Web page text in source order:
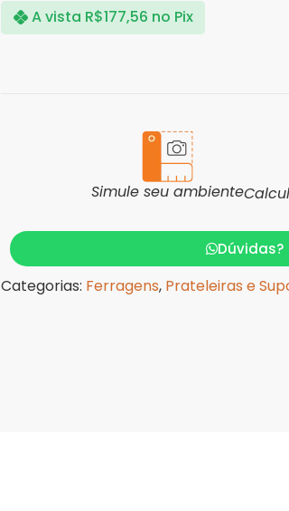
A vista R$177,56 no Pix
Simule seu ambiente
Dúvidas?
Categorias: Ferragens, Prateleiras e